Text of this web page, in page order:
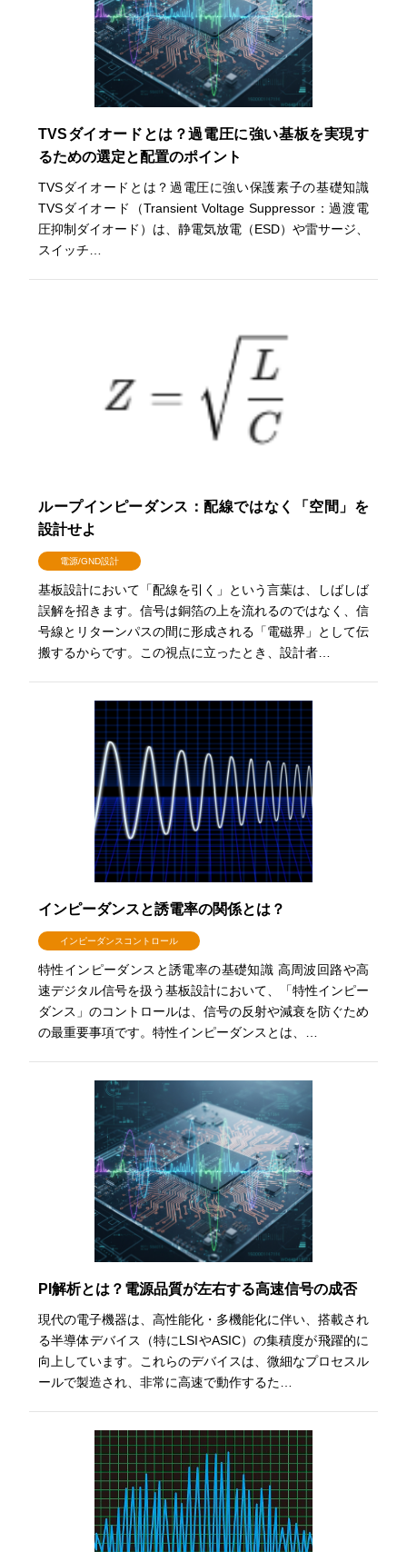
TVSダイオードとは？過電圧に強い基板を実現す
るための選定と配置のポイント
TVSダイオードとは？過電圧に強い保護素子の基礎知識
TVSダイオード（Transient Voltage Suppressor：過渡電
圧抑制ダイオード）は、静電気放電（ESD）や雷サージ、
スイッチ…
ループインピーダンス：配線ではなく「空間」を
設計せよ
電源/GND設計
基板設計において「配線を引く」という言葉は、しばしば
誤解を招きます。信号は銅箔の上を流れるのではなく、信
号線とリターンパスの間に形成される「電磁界」として伝
搬するからです。この視点に立ったとき、設計者…
インピーダンスと誘電率の関係とは？
インピーダンスコントロール
特性インピーダンスと誘電率の基礎知識 高周波回路や高
速デジタル信号を扱う基板設計において、「特性インピー
ダンス」のコントロールは、信号の反射や減衰を防ぐため
の最重要事項です。特性インピーダンスとは、…
PI解析とは？電源品質が左右する高速信号の成否
現代の電子機器は、高性能化・多機能化に伴い、搭載され
る半導体デバイス（特にLSIやASIC）の集積度が飛躍的に
向上しています。これらのデバイスは、微細なプロセスル
ールで製造され、非常に高速で動作するた…